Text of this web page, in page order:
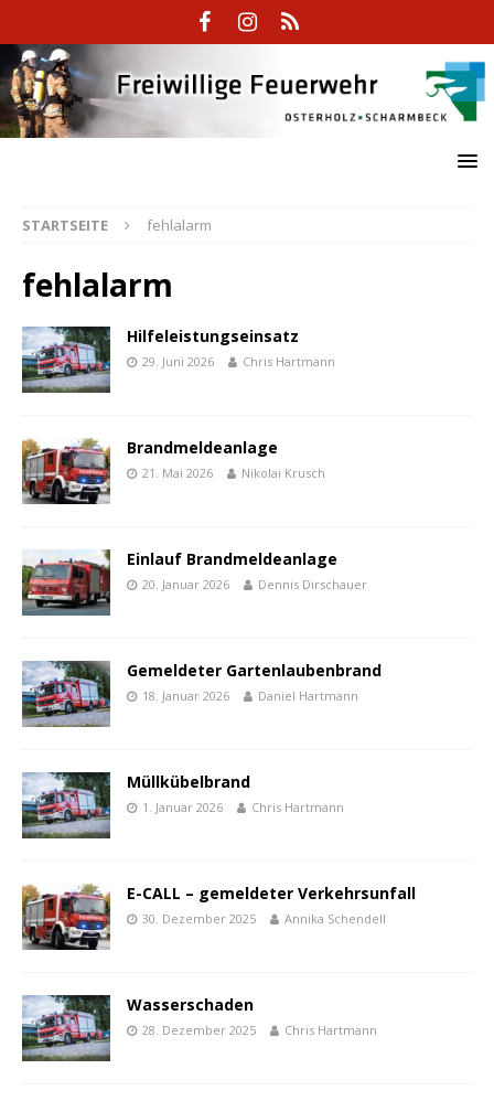
STARTSEITE fehlalarm
fehlalarm
Hilfeleistungseinsatz
29. Juni 2026 Chris Hartmann
Brandmeldeanlage
21. Mai 2026 Nikolai Krusch
Einlauf Brandmeldeanlage
20. Januar 2026 Dennis Dirschauer
Gemeldeter Gartenlaubenbrand
18. Januar 2026 Daniel Hartmann
Müllkübelbrand
1. Januar 2026 Chris Hartmann
E-CALL – gemeldeter Verkehrsunfall
30. Dezember 2025 Annika Schendell
Wasserschaden
28. Dezember 2025 Chris Hartmann